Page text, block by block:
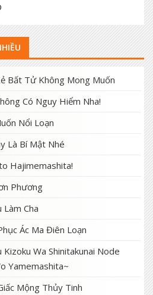
Bất Tử Không Mong Muốn
Có Nguy Hiểm Nha!
Nổi Loạn
Là Bí Mật Nhé
Hajimemashita!
Phương
Cha
Ác Ma Điên Loạn
Wa Shinitakunai Node
Yamemashita~
Mộng Thủy Tinh